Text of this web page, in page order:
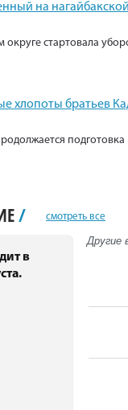
на
округе стартовала
хлопоты братьев
подготовка
/ смотреть все
в
Другие